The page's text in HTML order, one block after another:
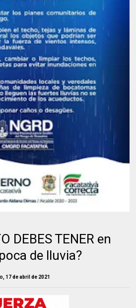
DEBES TENER en
de lluvia?
17 de abril de 2021